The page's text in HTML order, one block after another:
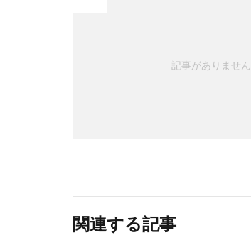
記事がありません
関連する記事